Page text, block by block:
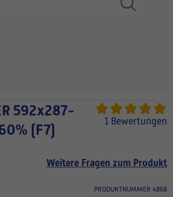
(F7)
1 Bewertungen
Weitere Fragen zum Produkt
PRODUKTNUMMER 4868